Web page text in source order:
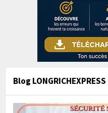
Blog LONGRICHEXPRESS